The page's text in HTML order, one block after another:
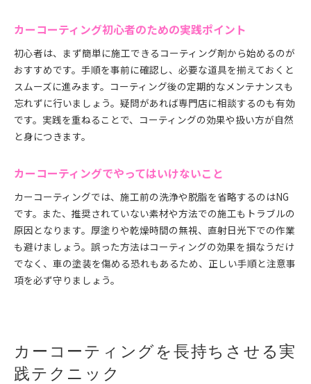
カーコーティング初心者のための実践ポイント
初心者は、まず簡単に施工できるコーティング剤から始めるのが
おすすめです。手順を事前に確認し、必要な道具を揃えておくと
スムーズに進みます。コーティング後の定期的なメンテナンスも
忘れずに行いましょう。疑問があれば専門店に相談するのも有効
です。実践を重ねることで、コーティングの効果や扱い方が自然
と身につきます。
カーコーティングでやってはいけないこと
カーコーティングでは、施工前の洗浄や脱脂を省略するのはNG
です。また、推奨されていない素材や方法での施工もトラブルの
原因となります。厚塗りや乾燥時間の無視、直射日光下での作業
も避けましょう。誤った方法はコーティングの効果を損なうだけ
でなく、車の塗装を傷める恐れもあるため、正しい手順と注意事
項を必ず守りましょう。
カーコーティングを長持ちさせる実
践テクニック